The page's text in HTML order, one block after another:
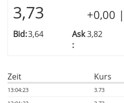
3,73 +0,00 |
Bid:3,64
Ask
:
3,82
Zeit Kurs
13:04:23
3.73